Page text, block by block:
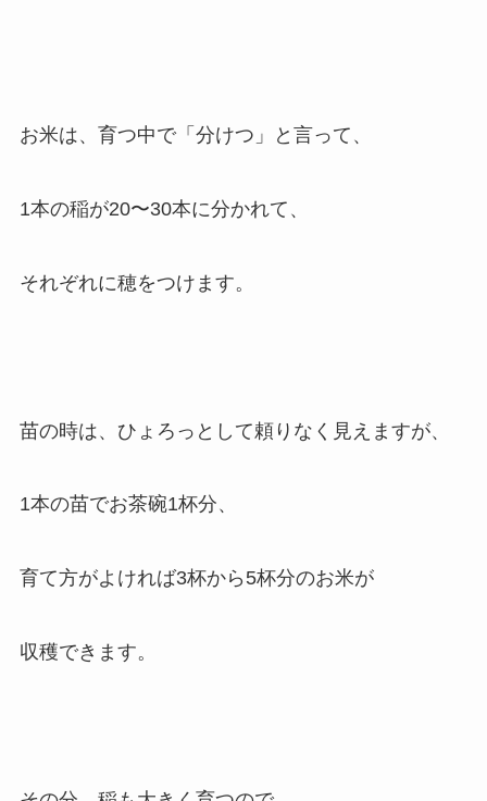
お米は、育つ中で「分けつ」と言って、
1本の稲が20〜30本に分かれて、
それぞれに穂をつけます。
苗の時は、ひょろっとして頼りなく見えますが、
1本の苗でお茶碗1杯分、
育て方がよければ3杯から5杯分のお米が
収穫できます。